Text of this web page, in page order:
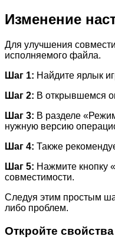
Изменение
Для улучшения
исполняемого файла.
Шаг 1: Найдите ярлык
Шаг 2: В открывшемся
Шаг 3: В разделе
нужную версию
Шаг 4: Также
Шаг 5: Нажмите кнопку
совместимости.
Следуя этим простым
либо проблем.
Откройте